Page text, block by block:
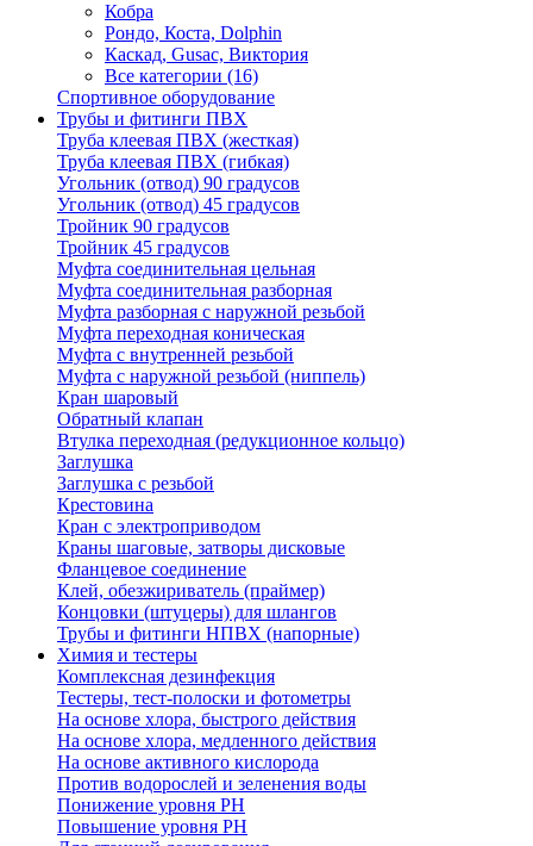
Кобра
Рондо, Коста, Dolphin
Каскад, Gusac, Виктория
Все категории (16)
Спортивное оборудование
Трубы и фитинги ПВХ
Труба клеевая ПВХ (жесткая)
Труба клеевая ПВХ (гибкая)
Угольник (отвод) 90 градусов
Угольник (отвод) 45 градусов
Тройник 90 градусов
Тройник 45 градусов
Муфта соединительная цельная
Муфта соединительная разборная
Муфта разборная с наружной резьбой
Муфта переходная коническая
Муфта с внутренней резьбой
Муфта с наружной резьбой (ниппель)
Кран шаровый
Обратный клапан
Втулка переходная (редукционное кольцо)
Заглушка
Заглушка с резьбой
Крестовина
Кран с электроприводом
Краны шаговые, затворы дисковые
Фланцевое соединение
Клей, обезжириватель (праймер)
Концовки (штуцеры) для шлангов
Трубы и фитинги НПВХ (напорные)
Химия и тестеры
Комплексная дезинфекция
Тестеры, тест-полоски и фотометры
На основе хлора, быстрого действия
На основе хлора, медленного действия
На основе активного кислорода
Против водорослей и зеленения воды
Понижение уровня РН
Повышение уровня РН